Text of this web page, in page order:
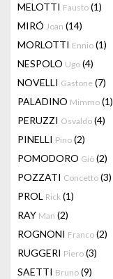
MELOTTI Fausto (1)
MIRÓ Joan (14)
MORLOTTI Ennio (1)
NESPOLO Ugo (4)
NOVELLI Gastone (7)
PALADINO Mimmo (1)
PERUZZI Osvaldo (4)
PINELLI Pino (2)
POMODORO Giò (2)
POZZATI Concetto (3)
PROL Rick (1)
RAY Man (2)
ROGNONI Franco (2)
RUGGERI Piero (3)
SAETTI Bruno (9)